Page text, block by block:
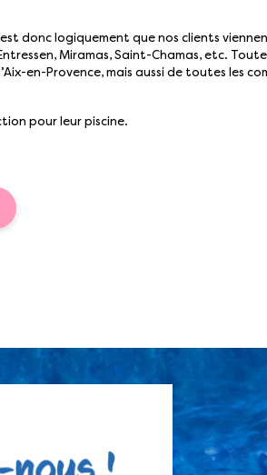
donc logiquement que nos clients
Miramas, Saint-Chamas, etc.
en-Provence, mais aussi de toutes les
pour leur piscine.